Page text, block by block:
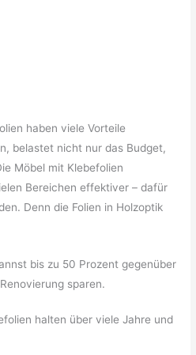
haben viele Vorteile
belastet nicht nur das Budget,
Möbel mit Klebefolien
Bereichen effektiver – dafür
Denn die Folien in Holzoptik
bis zu 50 Prozent gegenüber
sparen.
halten über viele Jahre und